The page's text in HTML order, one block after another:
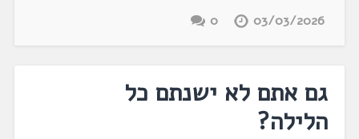
03/03/2026
0
גם אתם לא ישנתם כל
הלילה?